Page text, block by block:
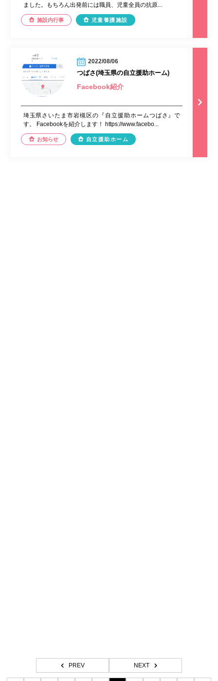
ました。もちろん出発前には職員、児童全員の抗原...
施設内行事 児童養護施設
2022/08/06
つばさ(埼玉県の自立援助ホーム)
Facebook紹介
埼玉県さいたま市岩槻区の『自立援助ホームつばさ』で
す。 Facebookを紹介します！ https://www.facebo...
お知らせ 自立援助ホーム
PREV NEXT